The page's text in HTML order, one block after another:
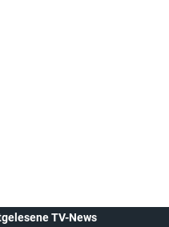
TV-News